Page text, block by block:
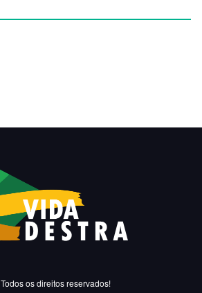
Todos os direitos reservados!